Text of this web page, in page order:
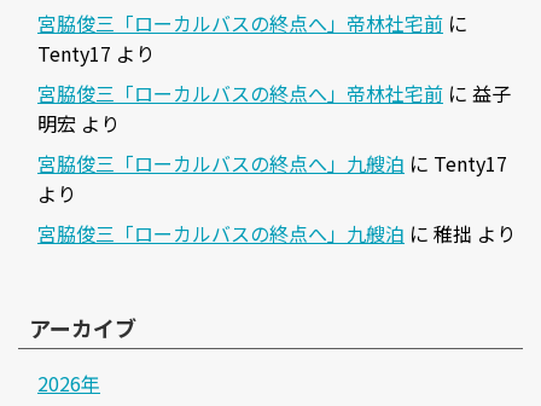
宮脇俊三「ローカルバスの終点へ」帝林社宅前 に
Tenty17 より
宮脇俊三「ローカルバスの終点へ」帝林社宅前 に 益子
明宏 より
宮脇俊三「ローカルバスの終点へ」九艘泊 に Tenty17
より
宮脇俊三「ローカルバスの終点へ」九艘泊 に 稚拙 より
アーカイブ
2026年